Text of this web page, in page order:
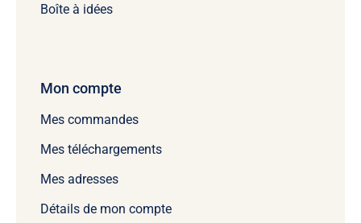
Boîte à idées
Mon compte
Mes commandes
Mes téléchargements
Mes adresses
Détails de mon compte